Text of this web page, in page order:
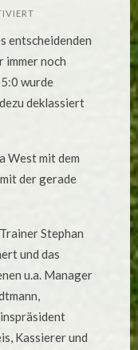
„ZWEITE“
DEM
5:0-
GEGEN
entscheidenden
immer noch
wurde
deklassiert
West mit dem
der gerade
Stephan
und das
u.a. Manager
Kassierer und